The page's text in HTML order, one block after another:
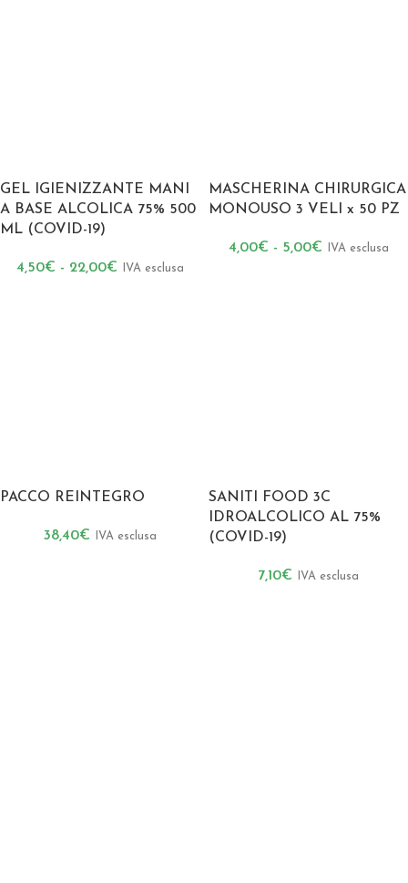
GEL IGIENIZZANTE MANI
A BASE ALCOLICA 75% 500
ML (COVID-19)
4,50€ - 22,00€ IVA esclusa
MASCHERINA CHIRURGICA
MONOUSO 3 VELI x 50 PZ
4,00€ - 5,00€ IVA esclusa
PACCO REINTEGRO
38,40€ IVA esclusa
SANITI FOOD 3C
IDROALCOLICO AL 75%
(COVID-19)
7,10€ IVA esclusa